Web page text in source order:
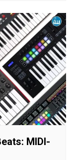
MIDI-